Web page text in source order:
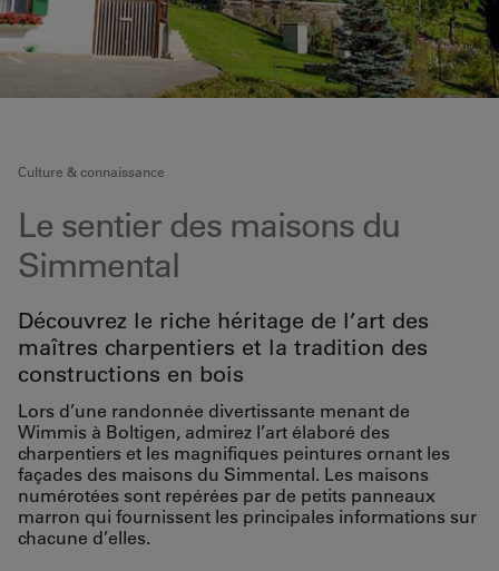
Culture & connaissance
Le sentier des maisons du
Simmental
Découvrez le riche héritage de l’art des
maîtres charpentiers et la tradition des
constructions en bois
Lors d’une randonnée divertissante menant de
Wimmis à Boltigen, admirez l’art élaboré des
charpentiers et les magnifiques peintures ornant les
façades des maisons du Simmental. Les maisons
numérotées sont repérées par de petits panneaux
marron qui fournissent les principales informations sur
chacune d’elles.